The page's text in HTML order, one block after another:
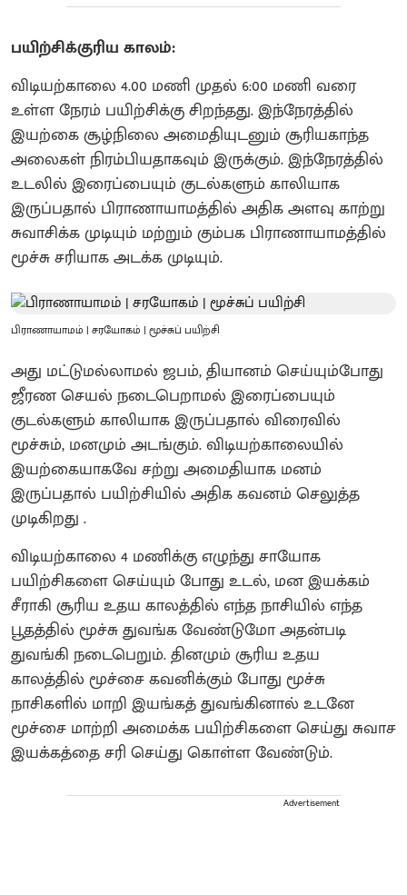
பயிற்சிக்குரிய காலம்:
விடியற்காலை 4.00 மணி முதல் 6:00 மணி வரை
உள்ள நேரம் பயிற்சிக்கு சிறந்தது. இந்நேரத்தில்
இயற்கை சூழ்நிலை அமைதியுடனும் சூரியகாந்த
அலைகள் நிரம்பியதாகவும் இருக்கும். இந்நேரத்தில்
உடலில் இரைப்பையும் குடல்களும் காலியாக
இருப்பதால் பிராணாயாமத்தில் அதிக அளவு காற்று
சுவாசிக்க முடியும் மற்றும் கும்பக பிராணாயாமத்தில்
மூச்சு சரியாக அடக்க முடியும்.
பிராணாயாமம் | சரயோகம் | மூச்சுப் பயிற்சி
அது மட்டுமல்லாமல் ஜபம், தியானம் செய்யும்போது
ஜீரண செயல் நடைபெறாமல் இரைப்பையும்
குடல்களும் காலியாக இருப்பதால் விரைவில்
மூச்சும், மனமும் அடங்கும். விடியற்காலையில்
இயற்கையாகவே சற்று அமைதியாக மனம்
இருப்பதால் பயிற்சியில் அதிக கவனம் செலுத்த
முடிகிறது .
விடியற்காலை 4 மணிக்கு எழுந்து சாயோக
பயிற்சிகளை செய்யும் போது உடல், மன இயக்கம்
சீராகி சூரிய உதய காலத்தில் எந்த நாசியில் எந்த
பூதத்தில் மூச்சு துவங்க வேண்டுமோ அதன்படி
துவங்கி நடைபெறும். தினமும் சூரிய உதய
காலத்தில் மூச்சை கவனிக்கும் போது மூச்சு
நாசிகளில் மாறி இயங்கத் துவங்கினால் உடனே
மூச்சை மாற்றி அமைக்க பயிற்சிகளை செய்து சுவாச
இயக்கத்தை சரி செய்து கொள்ள வேண்டும்.
Advertisement